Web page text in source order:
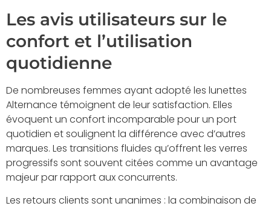
Les avis utilisateurs sur le
confort et l’utilisation
quotidienne
De nombreuses femmes ayant adopté les lunettes
Alternance témoignent de leur satisfaction. Elles
évoquent un confort incomparable pour un port
quotidien et soulignent la différence avec d’autres
marques. Les transitions fluides qu’offrent les verres
progressifs sont souvent citées comme un avantage
majeur par rapport aux concurrents.
Les retours clients sont unanimes : la combinaison de